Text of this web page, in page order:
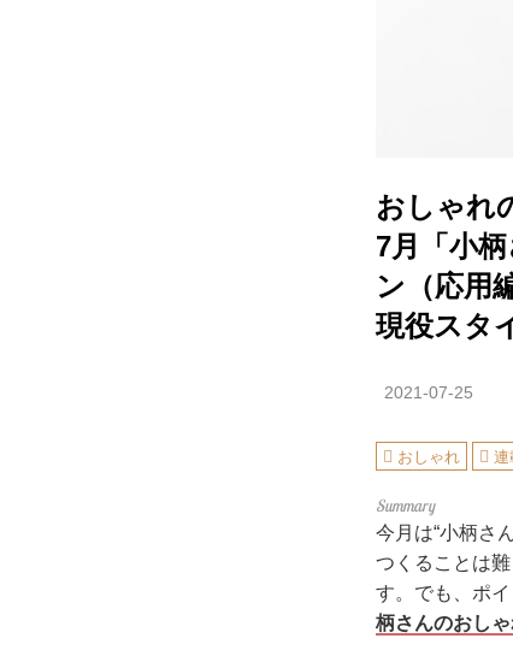
おしゃれ
7月「小
ン（応用
現役スタ
2021-07-25
おしゃれ 連
今月は“小柄さ
つくることは
す。でも、ポ
柄さんのおし